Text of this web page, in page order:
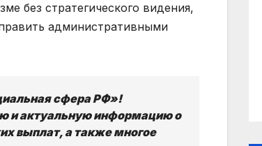
без стратегического видения,
административными
сфера РФ»!
и актуальную информацию о
выплат, а также многое